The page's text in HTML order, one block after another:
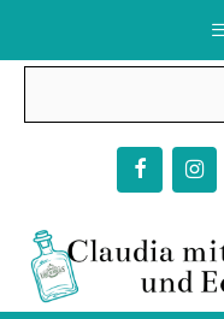
springen